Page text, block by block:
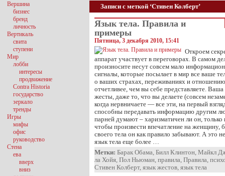
Записи с меткой ‘Стивен Колберт’
Язык тела. Правила и
примеры
Пятница, 3 декабря 2010, 15:41
Откроем
аппарат участвует в переговорах. В самом
произносите несут совсем мало
сигналы, которые посылает в мир все ваше
о ваших страхах, переживаниях и
отчетливее, чем вы себе представляете.
жесты, даже то, что вы делаете (совсем
когда нервничаете — все эти, на первый
способны передавать информацию другим
парней думают – харизматичен ли он, только
чтобы произвести впечатление на женщину,
своего тела он как правило забывают. А это
язык тела еще более …
Метки: Барак Обама, Билл Клинтон, Майкл
ла Хойя, Пол Ньюман, правила, Правила,
Стивен Колберт, язык жестов, язык тела
Вершина
бизнес
бренд
личность
Вертикаль
свита
ступени
Мир
лобби
интересы
продвижение
Contra Historia
государство
зеркало
тренды
Игры
мифы
офис
руководство
Стена
ева
вверх
вниз